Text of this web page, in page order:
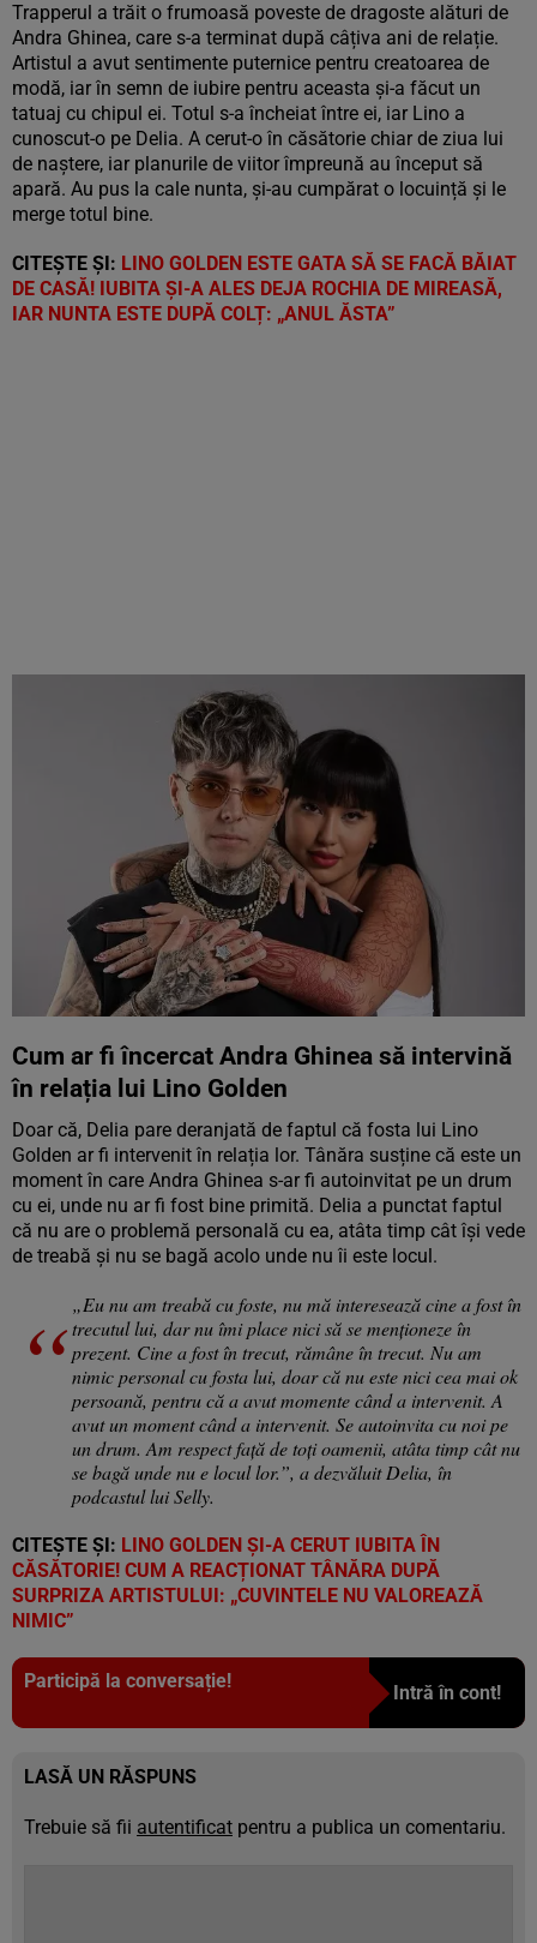
Trapperul a trăit o frumoasă poveste de dragoste alături de
Andra Ghinea, care s-a terminat după câțiva ani de relație.
Artistul a avut sentimente puternice pentru creatoarea de
modă, iar în semn de iubire pentru aceasta și-a făcut un
tatuaj cu chipul ei. Totul s-a încheiat între ei, iar Lino a
cunoscut-o pe Delia. A cerut-o în căsătorie chiar de ziua lui
de naștere, iar planurile de viitor împreună au început să
apară. Au pus la cale nunta, și-au cumpărat o locuință și le
merge totul bine.
CITEȘTE ȘI: LINO GOLDEN ESTE GATA SĂ SE FACĂ BĂIAT
DE CASĂ! IUBITA ȘI-A ALES DEJA ROCHIA DE MIREASĂ,
IAR NUNTA ESTE DUPĂ COLȚ: „ANUL ĂSTA”
Cum ar fi încercat Andra Ghinea să intervină
în relația lui Lino Golden
Doar că, Delia pare deranjată de faptul că fosta lui Lino
Golden ar fi intervenit în relația lor. Tânăra susține că este un
moment în care Andra Ghinea s-ar fi autoinvitat pe un drum
cu ei, unde nu ar fi fost bine primită. Delia a punctat faptul
că nu are o problemă personală cu ea, atâta timp cât își vede
de treabă și nu se bagă acolo unde nu îi este locul.
„Eu nu am treabă cu foste, nu mă interesează cine a fost în
trecutul lui, dar nu îmi place nici să se menționeze în
prezent. Cine a fost în trecut, rămâne în trecut. Nu am
nimic personal cu fosta lui, doar că nu este nici cea mai ok
persoană, pentru că a avut momente când a intervenit. A
avut un moment când a intervenit. Se autoinvita cu noi pe
un drum. Am respect față de toți oamenii, atâta timp cât nu
se bagă unde nu e locul lor.”, a dezvăluit Delia, în
podcastul lui Selly.
CITEȘTE ȘI: LINO GOLDEN ȘI-A CERUT IUBITA ÎN
CĂSĂTORIE! CUM A REACȚIONAT TÂNĂRA DUPĂ
SURPRIZA ARTISTULUI: „CUVINTELE NU VALOREAZĂ
NIMIC”
Participă la conversație!
Intră în cont!
LASĂ UN RĂSPUNS
Trebuie să fii autentificat pentru a publica un comentariu.